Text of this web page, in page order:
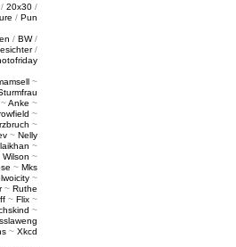
20x30 /
/ Pun
/ BW/
/
~
~Anke ~
~
~
~ Nelly
~
Wilson ~
~ Mks
~
~ Ruthe
~ Flix ~
~
~ Xkcd